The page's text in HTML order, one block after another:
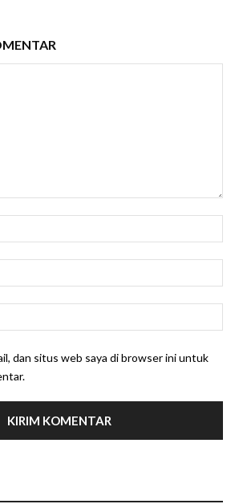
dan situs web saya di browser ini untuk